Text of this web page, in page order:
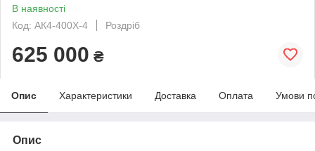
В наявності
Код: AК4-400X-4
Роздріб
625 000 ₴
Опис Характеристики Доставка Оплата Умови
Опис